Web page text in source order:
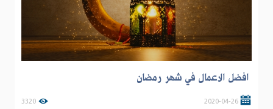
افضل الاعمال في شهر رمضان
2020-04-26
3320